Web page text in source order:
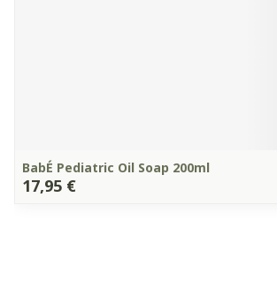
BabÉ Pediatric Oil Soap 200ml
17,95 €